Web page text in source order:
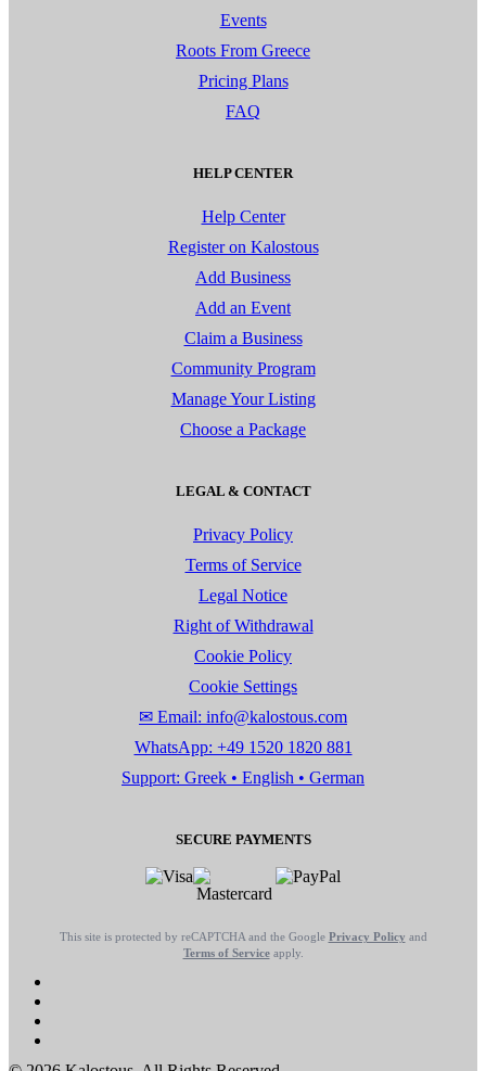
Events
Roots From Greece
Pricing Plans
FAQ
HELP CENTER
Help Center
Register on Kalostous
Add Business
Add an Event
Claim a Business
Community Program
Manage Your Listing
Choose a Package
LEGAL & CONTACT
Privacy Policy
Terms of Service
Legal Notice
Right of Withdrawal
Cookie Policy
Cookie Settings
✉ Email: info@kalostous.com
WhatsApp: +49 1520 1820 881
Support: Greek • English • German
SECURE PAYMENTS
This site is protected by reCAPTCHA and the Google Privacy Policy and
Terms of Serviceapply.